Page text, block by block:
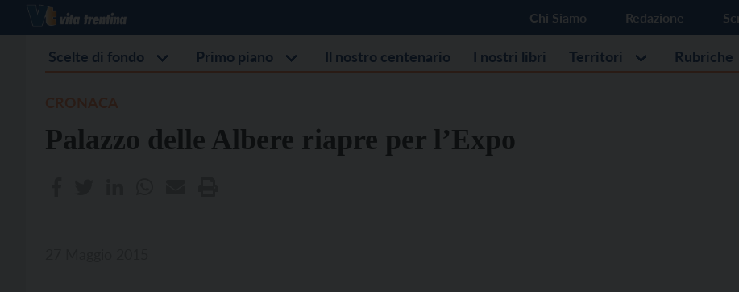
Chi Siamo Redazione
Scelte di fondo Primo piano Il nostro centenario I nostri libri Territori Rubriche
Palazzo delle Albere riapre per l’Expo